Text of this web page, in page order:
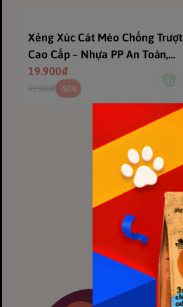
Xẻng Xúc Cát Mèo Chống Trượt
Cao Cấp – Nhựa PP An Toàn,
Siêu Bền, Dễ Vệ Sinh | MrKim
Saigon
19.900₫
39.900₫ -51%